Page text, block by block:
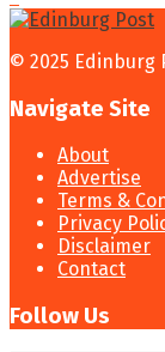
© 2025 Edinburg
Navigate Site
About
Advertise
Terms &
Privacy
Disclaimer
Contact
Follow Us